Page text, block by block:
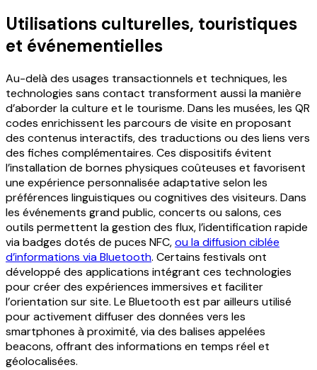
Utilisations culturelles, touristiques
et événementielles
Au-delà des usages transactionnels et techniques, les
technologies sans contact transforment aussi la manière
d’aborder la culture et le tourisme. Dans les musées, les QR
codes enrichissent les parcours de visite en proposant
des contenus interactifs, des traductions ou des liens vers
des fiches complémentaires. Ces dispositifs évitent
l’installation de bornes physiques coûteuses et favorisent
une expérience personnalisée adaptative selon les
préférences linguistiques ou cognitives des visiteurs. Dans
les événements grand public, concerts ou salons, ces
outils permettent la gestion des flux, l’identification rapide
via badges dotés de puces NFC,ou la diffusion ciblée
d’informations via Bluetooth. Certains festivals ont
développé des applications intégrant ces technologies
pour créer des expériences immersives et faciliter
l’orientation sur site. Le Bluetooth est par ailleurs utilisé
pour activement diffuser des données vers les
smartphones à proximité, via des balises appelées
beacons, offrant des informations en temps réel et
géolocalisées.